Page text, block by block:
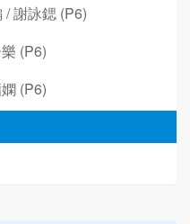
/ 謝詠鍶 (P6)
(P6)
(P6)